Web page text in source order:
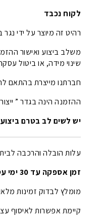
לקוח נכבד
רהיט זה מיוצר על ידי נגר
משלב ביצוע ואישור
שינוי מידה, או ביטול
חברתנו מייצרת בהתאם
ההזמנה הינה בגדר ”
יש לשים לב בטרם
עלות הובלה והרכבה לבית
זמן אספקה עד 30 ימי עסקים ( לרוב מסופק לפניי…)
מומלץ לבדוק זמינות
קיימת אפשרות לאיסוף